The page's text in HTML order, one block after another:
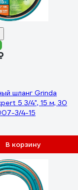
шланг Grinda
5 3/4", 15 м, 30
3/4-15
В корзину